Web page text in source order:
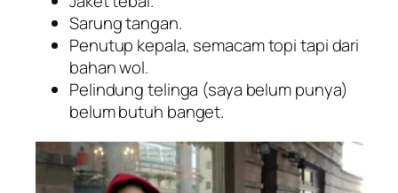
Sarung tangan.
Penutup kepala, semacam topi tapi dari
bahan wol.
Pelindung telinga (saya belum punya)
belum butuh banget.